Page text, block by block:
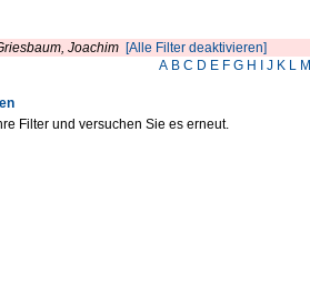
Joachim [Alle Filter deaktivieren]
A B C D E F G H J K L M
Filter und versuchen Sie es erneut.